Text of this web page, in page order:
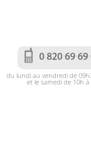
0 820 69 69
du lundi au vendredi de
et le samedi de 10h à